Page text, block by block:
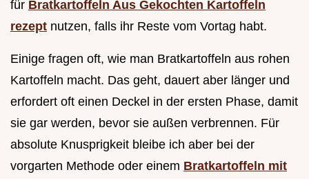
für Bratkartoffeln Aus Gekochten Kartoffeln
rezept nutzen, falls ihr Reste vom Vortag habt.
Einige fragen oft, wie man Bratkartoffeln aus rohen
Kartoffeln macht. Das geht, dauert aber länger und
erfordert oft einen Deckel in der ersten Phase, damit
sie gar werden, bevor sie außen verbrennen. Für
absolute Knusprigkeit bleibe ich aber bei der
vorgarten Methode oder einem Bratkartoffeln mit